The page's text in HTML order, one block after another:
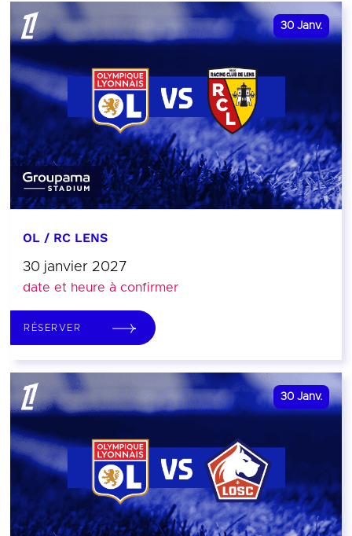
30 Janv.
OL / RC LENS
30 janvier 2027
date et heure à confirmer
RÉSERVER
30 Janv.